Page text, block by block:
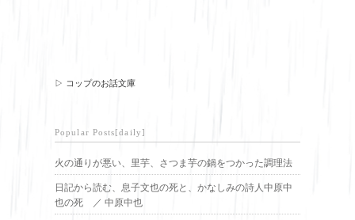
▷ コップのお話文庫
Popular Posts[daily]
火の通りが悪い、里芋、さつま芋の鍋をつかった調理法
日記から読む、息子文也の死と、かなしみの詩人中原中
也の死 ／ 中原中也